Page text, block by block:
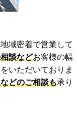
域密着で営業して
談などお客様の幅
いただいておりま
どのご相談も承り